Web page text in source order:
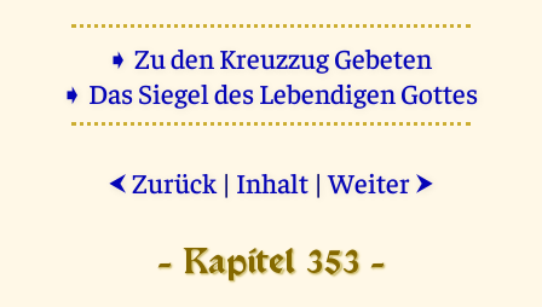
➧ Zu den Kreuzzug Gebeten
➧ Das Siegel des Lebendigen Gottes
⮜ Zurück | Inhalt |Weiter ⮞
- Kapitel 353 -